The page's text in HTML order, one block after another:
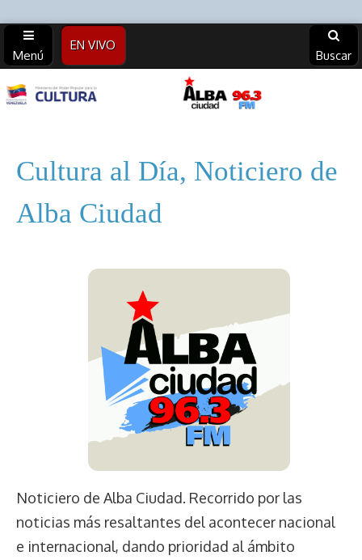
Menú
EN VIVO
Buscar
Alba
Ciudad
96.3 FM
(Archivos)
Cultura al Día, Noticiero de
Alba Ciudad
Noticiero de Alba Ciudad. Recorrido por las
noticias más resaltantes del acontecer nacional
e internacional, dando prioridad al ámbito